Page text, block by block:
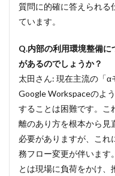
質問に的確に答えられる
ています。
Q.内部の利用環境整備
があるのでしょうか？
太田さん: 現在主流の「α
Google Workspaceのよ
することは困難です。こ
離のあり方を根本から見
必要がありますが、これ
務フロー変更が伴います
とは現場に負荷をかけ、